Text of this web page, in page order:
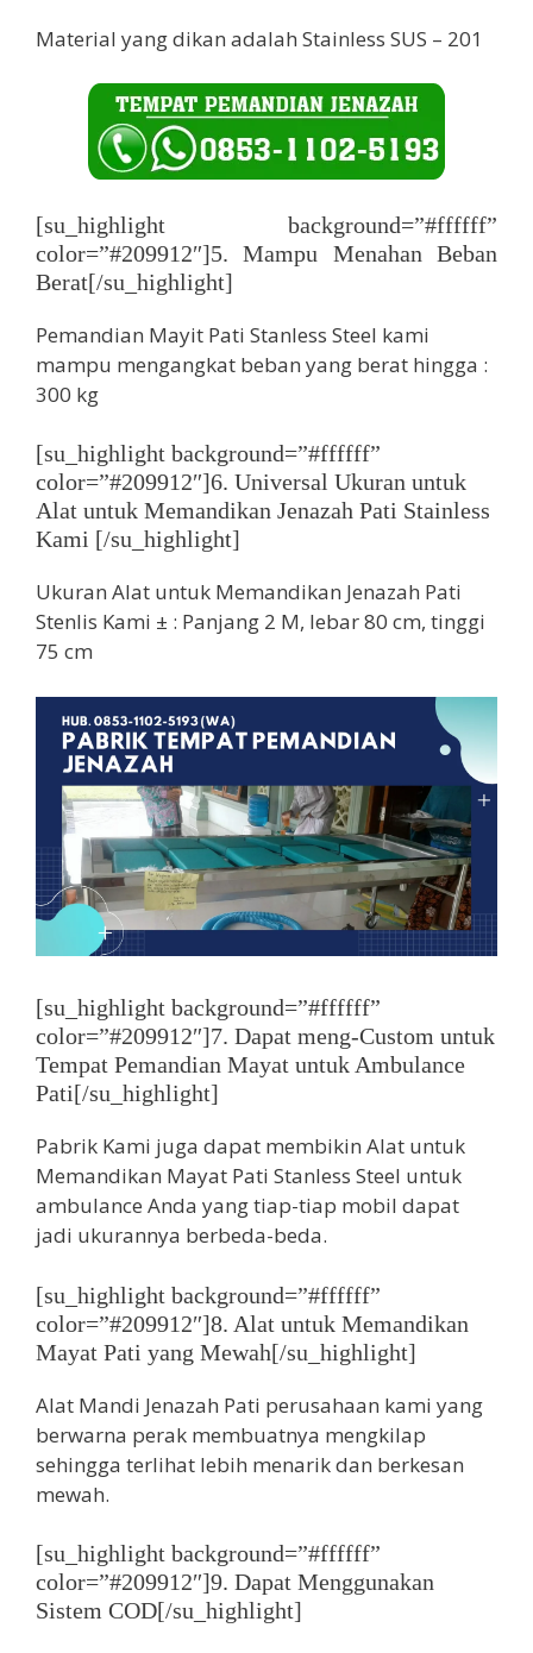
Material yang dikan adalah Stainless SUS – 201
[su_highlight background=”#ffffff”
color=”#209912″]5. Mampu Menahan Beban
Berat[/su_highlight]
Pemandian Mayit Pati Stanless Steel kami
mampu mengangkat beban yang berat hingga :
300 kg
[su_highlight background=”#ffffff”
color=”#209912″]6. Universal Ukuran untuk
Alat untuk Memandikan Jenazah Pati Stainless
Kami [/su_highlight]
Ukuran Alat untuk Memandikan Jenazah Pati
Stenlis Kami ± : Panjang 2 M, lebar 80 cm, tinggi
75 cm
[su_highlight background=”#ffffff”
color=”#209912″]7. Dapat meng-Custom untuk
Tempat Pemandian Mayat untuk Ambulance
Pati[/su_highlight]
Pabrik Kami juga dapat membikin Alat untuk
Memandikan Mayat Pati Stanless Steel untuk
ambulance Anda yang tiap-tiap mobil dapat
jadi ukurannya berbeda-beda.
[su_highlight background=”#ffffff”
color=”#209912″]8. Alat untuk Memandikan
Mayat Pati yang Mewah[/su_highlight]
Alat Mandi Jenazah Pati perusahaan kami yang
berwarna perak membuatnya mengkilap
sehingga terlihat lebih menarik dan berkesan
mewah.
[su_highlight background=”#ffffff”
color=”#209912″]9. Dapat Menggunakan
Sistem COD[/su_highlight]